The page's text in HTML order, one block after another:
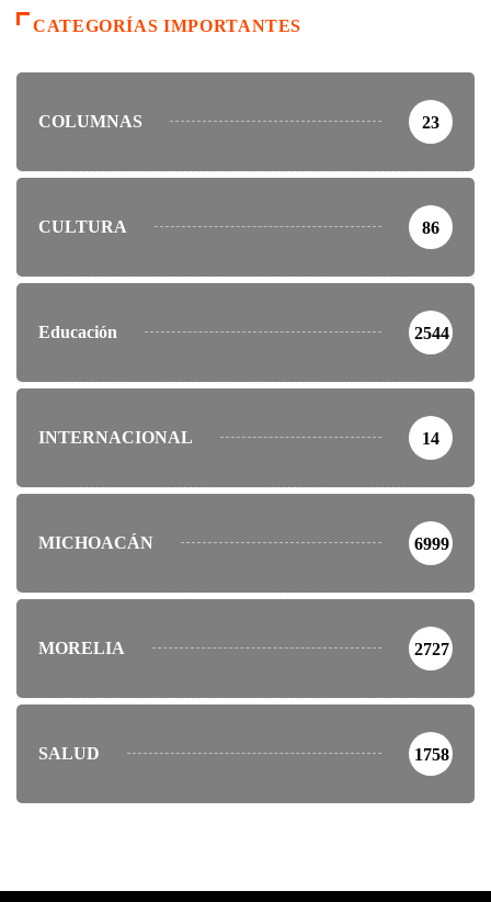
CATEGORÍAS IMPORTANTES
COLUMNAS 23
CULTURA 86
Educación 2544
INTERNACIONAL 14
MICHOACÁN 6999
MORELIA 2727
SALUD 1758